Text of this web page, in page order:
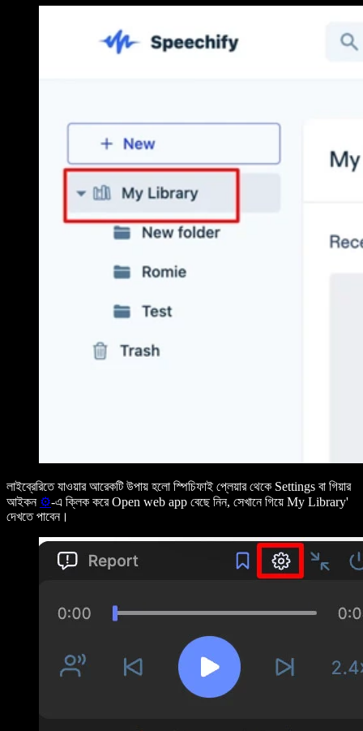
লাইব্রেরিতে যাওয়ার আরেকটি উপায় হলো স্পিচিফাই প্লেয়ার থেকে Settings বা গিয়ার
আইকন ⚙️-এ ক্লিক করে Open web app বেছে নিন, সেখানে গিয়ে My Library'
দেখতে পাবেন।